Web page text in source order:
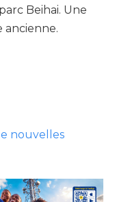
Beihai. Une
ancienne.
nouvelles